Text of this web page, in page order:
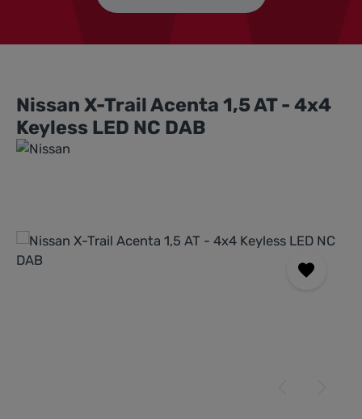
Nissan X-Trail Acenta 1,5 AT - 4x4
Keyless LED NC DAB
Bildergalerie überspringen